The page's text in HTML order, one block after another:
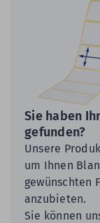
Sie haben
gefunden?
Unsere
um Ihnen
gewünschten
anzubieten.
Sie können